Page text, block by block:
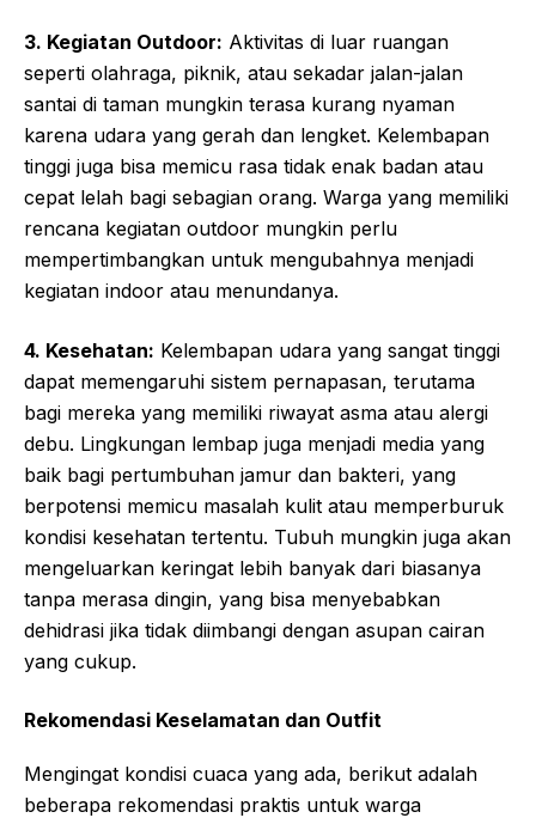
3. Kegiatan Outdoor: Aktivitas di luar ruangan
seperti olahraga, piknik, atau sekadar jalan-jalan
santai di taman mungkin terasa kurang nyaman
karena udara yang gerah dan lengket. Kelembapan
tinggi juga bisa memicu rasa tidak enak badan atau
cepat lelah bagi sebagian orang. Warga yang memiliki
rencana kegiatan outdoor mungkin perlu
mempertimbangkan untuk mengubahnya menjadi
kegiatan indoor atau menundanya.
4. Kesehatan: Kelembapan udara yang sangat tinggi
dapat memengaruhi sistem pernapasan, terutama
bagi mereka yang memiliki riwayat asma atau alergi
debu. Lingkungan lembap juga menjadi media yang
baik bagi pertumbuhan jamur dan bakteri, yang
berpotensi memicu masalah kulit atau memperburuk
kondisi kesehatan tertentu. Tubuh mungkin juga akan
mengeluarkan keringat lebih banyak dari biasanya
tanpa merasa dingin, yang bisa menyebabkan
dehidrasi jika tidak diimbangi dengan asupan cairan
yang cukup.
Rekomendasi Keselamatan dan Outfit
Mengingat kondisi cuaca yang ada, berikut adalah
beberapa rekomendasi praktis untuk warga